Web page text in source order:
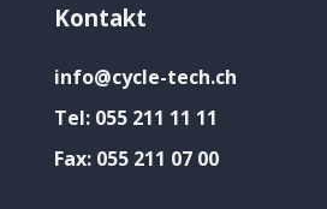
Kontakt
info@cycle-tech.ch
Tel: 055 211 11 11
Fax: 055 211 07 00